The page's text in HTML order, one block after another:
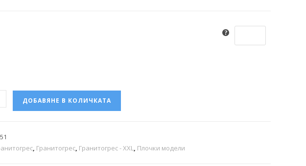
ДОБАВЯНЕ В КОЛИЧКАТА
, Гранитогрес, Гранитогрес - XXL, Плочки модели